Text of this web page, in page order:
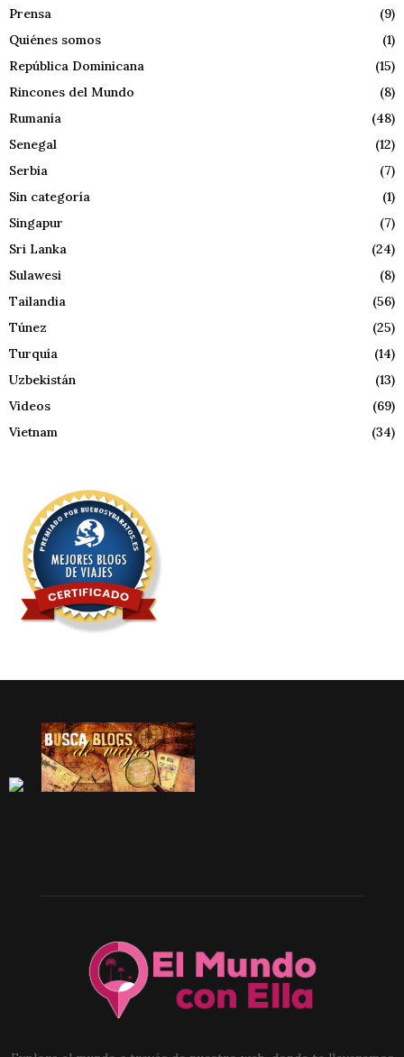
Prensa
(9)
Quiénes somos
(1)
República Dominicana
(15)
Rincones del Mundo
(8)
Rumanía
(48)
Senegal
(12)
Serbia
(7)
Sin categoría
(1)
Singapur
(7)
Sri Lanka
(24)
Sulawesi
(8)
Tailandia
(56)
Túnez
(25)
Turquía
(14)
Uzbekistán
(13)
Videos
(69)
Vietnam
(34)